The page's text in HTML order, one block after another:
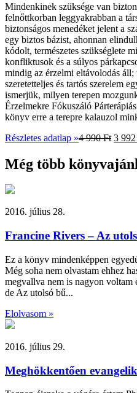
Mindenkinek szüksége van
felnőttkorban leggyakrabban a
biztonságos menedéket jelent a
egy biztos bázist, ahonnan
kódolt, természetes szükséglete
konfliktusok és a súlyos
mindig az érzelmi eltávolodás áll;
szeretetteljes és tartós szerelem
ismerjük, milyen terepen
Érzelmekre Fókuszáló
könyv erre a terepre kalauzol
Részletes adatlap »4 990Ft 3 992
Még több
2016. július 28.
Francine Rivers – Az
Ez a könyv mindenképpen
Még soha nem olvastam ehhez
megvallva nem is nagyon voltam
de Az utolsó bű...
Elolvasom »
2016. július 29.
Meghökkentően